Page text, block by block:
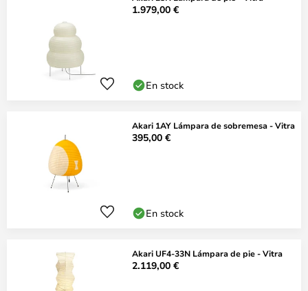
1.979,00 €
En stock
Akari 1AY Lámpara de sobremesa - Vitra
395,00 €
En stock
Akari UF4-33N Lámpara de pie - Vitra
2.119,00 €